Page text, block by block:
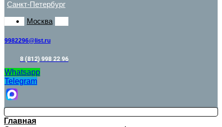
Санкт-Петербург
Москва
9982296@list.ru
8 (812) 998 22 96
Whatsapp
Telegram
Главная